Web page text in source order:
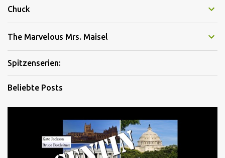
Chuck
The Marvelous Mrs. Maisel
Spitzenserien:
Beliebte Posts